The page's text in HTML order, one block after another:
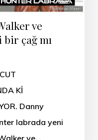
ve
çağ mı
Kİ
Danny
labrada yeni
ve…